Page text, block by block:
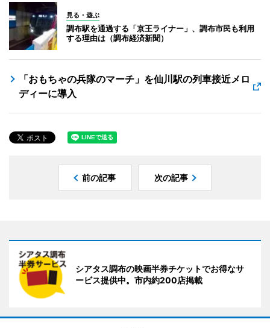
見る・遊ぶ
調布駅を通過する「京王ライナー」、調布市民も利用
する理由は（調布経済新聞）
「おもちゃの兵隊のマーチ」を仙川駅の列車接近メロ
ディーに導入
前の記事 次の記事
シアタス調布の映画半券チケットでお得なサ
ービス提供中。市内約200店掲載